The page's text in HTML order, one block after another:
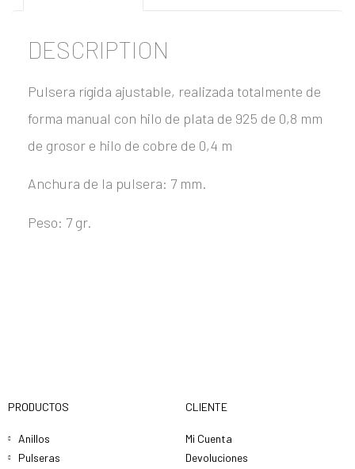
DESCRIPTION
Pulsera rígida ajustable, realizada totalmente de
forma manual con hilo de plata de 925 de 0,8 mm
de grosor e hilo de cobre de 0,4 m
Anchura de la pulsera: 7 mm.
Peso: 7 gr.
PRODUCTOS
Anillos
Pulseras
CLIENTE
Mi Cuenta
Devoluciones